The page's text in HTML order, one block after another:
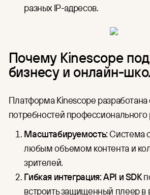
разных IP-адресов.
Почему Kinescope
бизнесу и онлайн-
Платформа Kinescope разработана
потребностей профессионального
Масштабируемость:Система
любым объемом контента и
зрителей.
Гибкая интеграция:API и SDK
встроить защищенный плеер в